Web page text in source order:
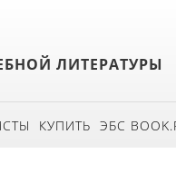
ЛИТЕРАТУРЫ
КУПИТЬ ЭБС